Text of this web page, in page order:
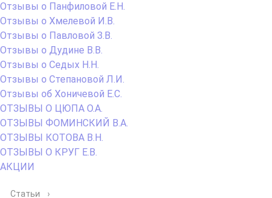
Отзывы о Панфиловой Е.Н.
Отзывы о Хмелевой И.В.
Отзывы о Павловой З.В.
Отзывы о Дудине В.В.
Отзывы о Седых Н.Н.
Отзывы о Степановой Л.И.
Отзывы об Хоничевой Е.С.
ОТЗЫВЫ О ЦЮПА О.А.
ОТЗЫВЫ ФОМИНСКИЙ В.А.
ОТЗЫВЫ КОТОВА В.Н.
ОТЗЫВЫ О КРУГ Е.В.
АКЦИИ
Статьи ›